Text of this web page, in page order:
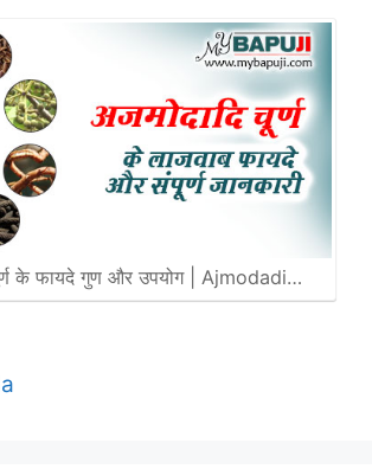
के फायदे गुण और उपयोग | Ajmodadi…